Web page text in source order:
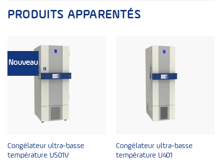
PRODUITS APPARENTÉS
Nouveau
Congélateur ultra-basse
température U501V
Congélateur ultra-basse
température U401